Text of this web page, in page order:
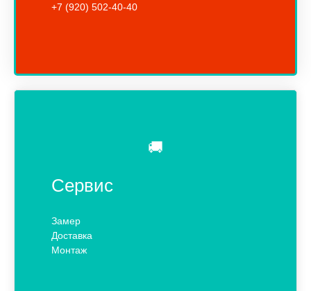
+7 (920) 502-40-40
🚚
Сервис
Замер
Доставка
Монтаж